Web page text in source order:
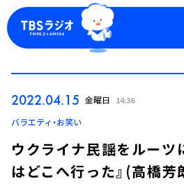
ログイン
2022.04.15 金曜日 14:36
バラエティ・お笑い
ウクライナ民謡をルーツ
はどこへ行った』(高橋